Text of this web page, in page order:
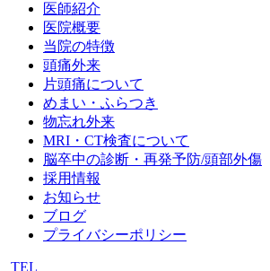
医師紹介
医院概要
当院の特徴
頭痛外来
片頭痛について
めまい・ふらつき
物忘れ外来
MRI・CT検査について
脳卒中の診断・再発予防/頭部外傷
採用情報
お知らせ
ブログ
プライバシーポリシー
TEL